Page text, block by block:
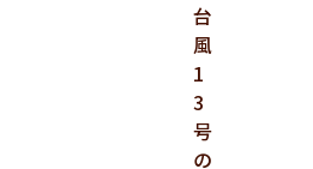
台
風
1
3
号
の